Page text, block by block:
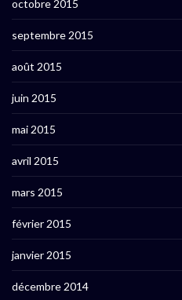
octobre 2015
septembre 2015
août 2015
juin 2015
mai 2015
avril 2015
mars 2015
février 2015
janvier 2015
décembre 2014